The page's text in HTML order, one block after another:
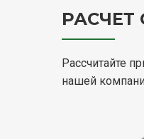
РАСЧЕТ
Рассчитайте
нашей